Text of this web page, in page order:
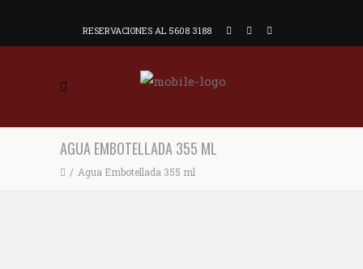
RESERVACIONES AL 5608 3188
AGUA EMBOTELLADA 355 ML
/ Agua Embotellada 355 ml